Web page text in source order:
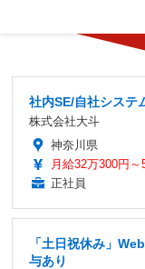
社内SE/自社システ
株式会社大斗
神奈川県
月給32万300円～
正社員
「土日祝休み」
与あり